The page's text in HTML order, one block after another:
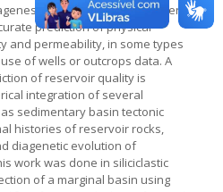
studies, over the last ten
prediction of physical
and permeability, in some types
of wells or outcrops data. A
of reservoir quality is
integration of several
sedimentary basin tectonic
histories of reservoir rocks,
diagenetic evolution of
work was done in siliciclastic
of a marginal basin using